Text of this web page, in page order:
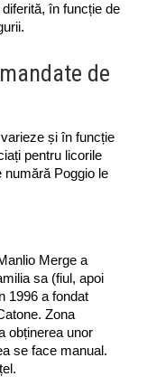
în funcție de
de
și în funcție
pentru licorile
numără Poggio le
Merge a
sa (fiul, apoi
1996 a fondat
Zona
obținerea unor
se face manual.